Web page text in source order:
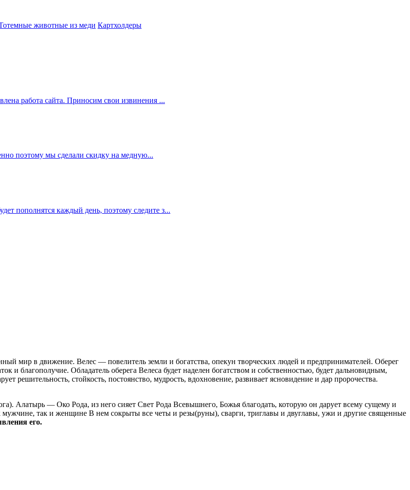
животные из меди Картхолдеры
работа сайта. Приносим свои извинения ...
поэтому мы сделали скидку на медную...
пополнятся каждый день, поэтому следите з...
мир в движение. Велес — повелитель земли и богатства, опекун творческих людей и предпринимателей. Оберег
и благополучие. Обладатель оберега Велеса будет наделен богатством и собственностью, будет дальновидным,
решительность, стойкость, постоянство, мудрость, вдохновение, развивает ясновидение и дар пророчества.
Алатырь — Око Рода, из него сияет Свет Рода Всевышнего, Божья благодать, которую он дарует всему сущему и
так и женщине В нем сокрыты все четы и резы(руны), сварги, триглавы и двуглавы, ужи и другие священные
его.